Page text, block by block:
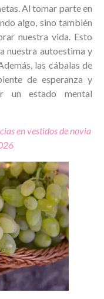
Al tomar parte en
algo, sino también
nuestra vida. Esto
nuestra autoestima y
las cábalas de
de esperanza y
un estado mental
en vestidos de novia